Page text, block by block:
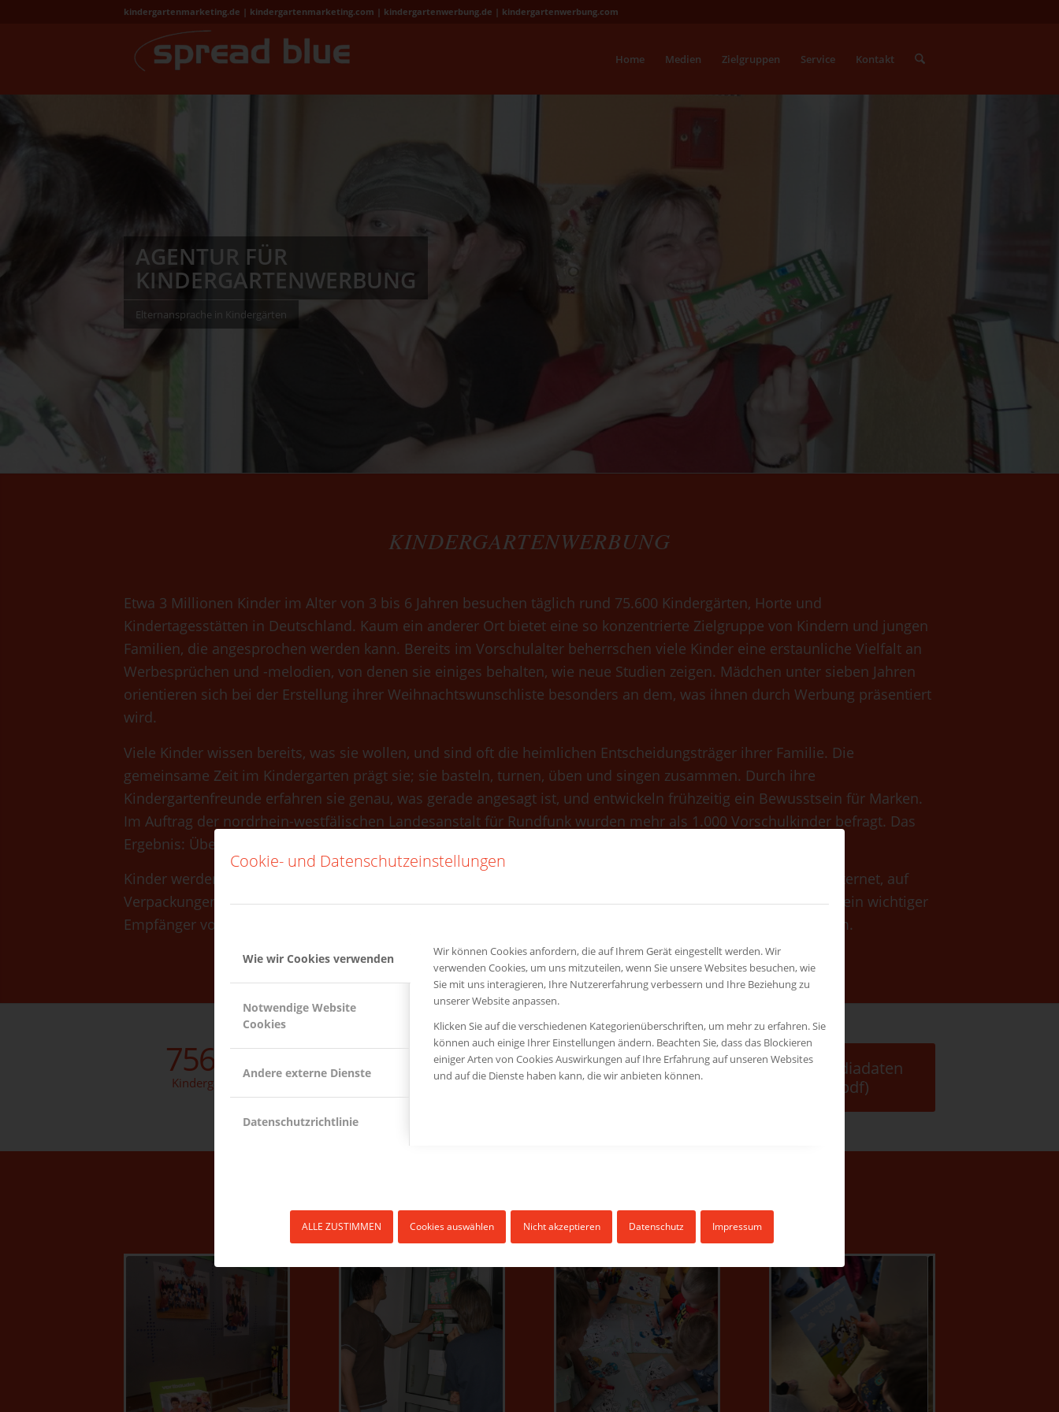
Cookie- und Datenschutzeinstellungen
Wie wir Cookies verwenden
Notwendige Website
Cookies
Andere externe Dienste
Datenschutzrichtlinie
Wir können Cookies anfordern, die auf Ihrem Gerät eingestellt werden. Wir
verwenden Cookies, um uns mitzuteilen, wenn Sie unsere Websites besuchen, wie
Sie mit uns interagieren, Ihre Nutzererfahrung verbessern und Ihre Beziehung zu
unserer Website anpassen.
Klicken Sie auf die verschiedenen Kategorienüberschriften, um mehr zu erfahren. Sie
können auch einige Ihrer Einstellungen ändern. Beachten Sie, dass das Blockieren
einiger Arten von Cookies Auswirkungen auf Ihre Erfahrung auf unseren Websites
und auf die Dienste haben kann, die wir anbieten können.
ALLE ZUSTIMMEN Cookies auswählen Nicht akzeptieren Datenschutz Impressum
kindergartenmarketing.de | kindergartenmarketing.com | kindergartenwerbung.de | kindergartenwerbung.com
Home Medien Zielgruppen Service Kontakt
AGENTUR FÜR
KINDERGARTENWERBUNG
Elternansprache in Kindergärten
KINDERGARTENWERBUNG
Etwa 3 Millionen Kinder im Alter von 3 bis 6 Jahren besuchen täglich rund 75.600 Kindergärten, Horte und
Kindertagesstätten in Deutschland. Kaum ein anderer Ort bietet eine so konzentrierte Zielgruppe von Kindern und jungen
Familien, die angesprochen werden kann. Bereits im Vorschulalter beherrschen viele Kinder eine erstaunliche Vielfalt an
Werbesprüchen und -melodien, von denen sie einiges behalten, wie neue Studien zeigen. Mädchen unter sieben Jahren
orientieren sich bei der Erstellung ihrer Weihnachtswunschliste besonders an dem, was ihnen durch Werbung präsentiert
wird.
Viele Kinder wissen bereits, was sie wollen, und sind oft die heimlichen Entscheidungsträger ihrer Familie. Die
gemeinsame Zeit im Kindergarten prägt sie; sie basteln, turnen, üben und singen zusammen. Durch ihre
Kindergartenfreunde erfahren sie genau, was gerade angesagt ist, und entwickeln frühzeitig ein Bewusstsein für Marken.
Im Auftrag der nordrhein-westfälischen Landesanstalt für Rundfunk wurden mehr als 1.000 Vorschulkinder befragt. Das
Ergebnis: Über 60 Prozent konnten zwischen Programm und Werbung nicht unterscheiden.
Kinder werden überall mit Werbebotschaften konfrontiert: in speziellen Fernsehsendungen, in Bussen, im Internet, auf
Verpackungen, durch Freunde und Handy. Die sehr junge Zielgruppe ist für viele Markenartikler schon lange ein wichtiger
Empfänger von Werbebotschaften. Wir setzen Werbemaßnahmen in Kindergärten in angemessener Form um.
75600
Kindergärten
3620000
Kindergartenkinder
528900
Erzieher
Mediadaten
(pdf)
MEDIEN IN KINDERGÄRTEN
Malheft